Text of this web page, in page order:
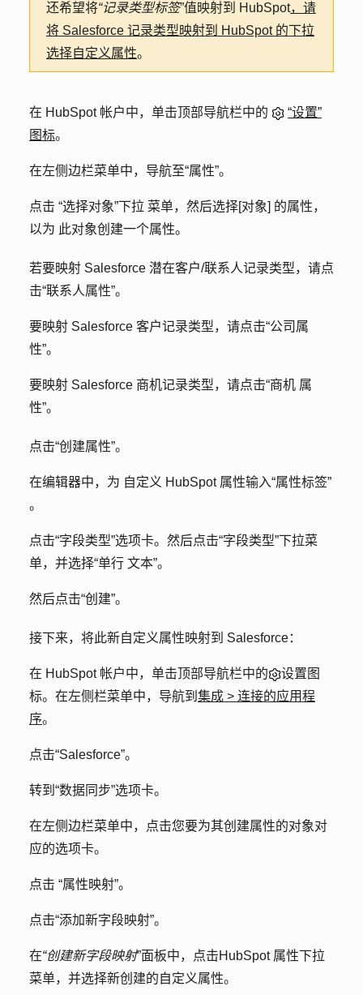
还希望将“记录类型标签”值映射到 HubSpot，请
将 Salesforce 记录类型映射到 HubSpot 的下拉
选择自定义属性。
在 HubSpot 帐户中，单击顶部导航栏中的
“设置”
图标。
在左侧边栏菜单中，导航至“属性”。
点击 “选择对象”下拉 菜单，然后选择[对象] 的属性，
以为 此对象创建一个属性。
若要映射 Salesforce 潜在客户/联系人记录类型，请点
击“联系人属性”。
要映射 Salesforce 客户记录类型，请点击“公司属
性”。
要映射 Salesforce 商机记录类型，请点击“商机 属
性”。
点击“创建属性”。
在编辑器中， 为 自定义 HubSpot 属性输入“属性标签”
。
点击“字段类型”选项卡。然后点击“字段类型”下拉菜
单，并选择“单行 文本”。
然后点击“创建”。
接下来，将此新自定义属性映射到 Salesforce：
在 HubSpot 帐户中，单击顶部导航栏中的
设置图
标。在左侧栏菜单中，导航到 集成 > 连接的应用程
序。
点击“Salesforce”。
转到 “数据同步”选项卡。
在左侧边栏菜单中，点击您要为其创建属性的对象对
应的选项卡。
点击 “属性映射”。
点击“添加新字段映射”。
在“创建新字段映射”面板中，点击HubSpot 属性下拉
菜单，并选择新创建的自定义属性。